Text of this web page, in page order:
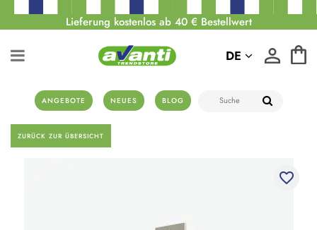
Lieferung kostenlos ab 40 € Bestellwert
ANGEBOTE NEUES BLOG
DE
ZURÜCK ZUR ÜBERSICHT
favorite_border